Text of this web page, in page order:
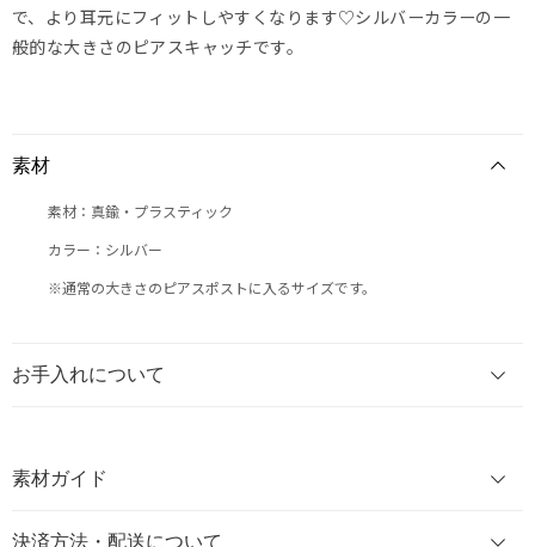
で、より耳元にフィットしやすくなります♡シルバーカラーの一
般的な大きさのピアスキャッチです。
素材
素材：真鍮・プラスティック
カラー：シルバー
※通常の大きさのピアスポストに入るサイズです。
お手入れについて
素材ガイド
決済方法・配送について